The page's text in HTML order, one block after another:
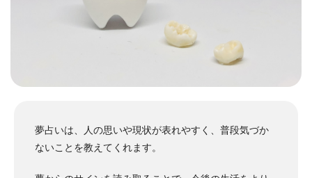
夢占いは、人の思いや現状が表れやすく、普段気づか
ないことを教えてくれます。